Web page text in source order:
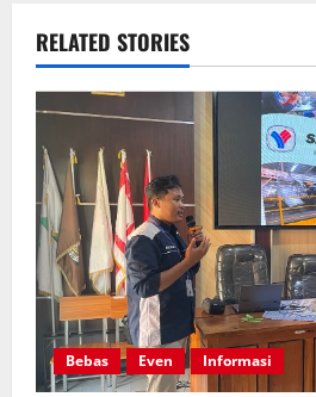
i
g
a
t
i
o
n
RELATED STORIES
Bebas Even Informasi